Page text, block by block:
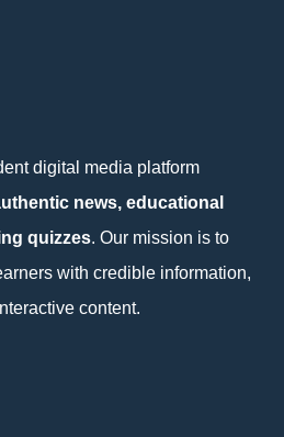
digital media platform
news, educational
quizzes. Our mission is to
with credible information,
content.